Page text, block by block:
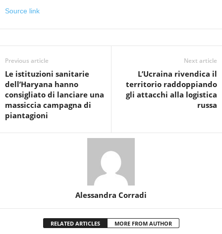
Source link
Previous article
Le istituzioni sanitarie
dell’Haryana hanno
consigliato di lanciare una
massiccia campagna di
piantagioni
Next article
L’Ucraina rivendica il
territorio raddoppiando
gli attacchi alla logistica
russa
Alessandra Corradi
RELATED ARTICLES MORE FROM AUTHOR